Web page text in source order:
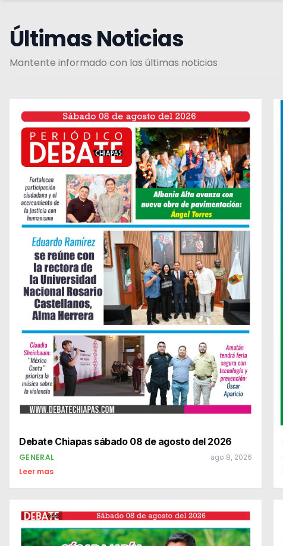
Últimas Noticias
Mantente informado con las últimas noticias
Debate Chiapas sábado 08 de agosto del 2026
GENERAL ago 8, 2026
Leer mas